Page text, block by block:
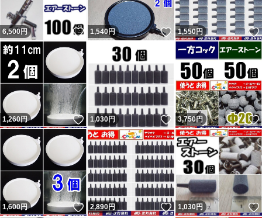
問題と思います。本当の話であれば。 問題あれば対応後
の評価依頼については「小学生しか守らなそうなルールは
小学生にのみに言えば。」と言ってくる者です。「大人数
で通報したらアカウント消えるらしいよ。」と脅しなのか
意味不明の事を言ってくる者です。
新たに『追跡すると配達済だがポストに無い』という事で
返金申請依頼・輸送業者に報告し対応しているのに不当評
価されました。私に非が無いのに理不尽な評価されれば相
応の評価するのは普通です。何故か「脅された」とコメン
トされていますが忠告です。 最新の評価コメントは反論
が出来ないようで論点が違います。私の返答は一部変更・
6,500円 いいね！
1,540円 いいね！
1,550円
1,260円 いいね！
1,030円 いいね！
3,750円
1,600円 いいね！
2,890円 いいね！
1,030円